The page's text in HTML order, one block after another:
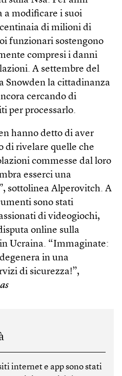
a modificare i suoi
di milioni di
funzionari sostengono
compresi i danni
A settembre del
Snowden la cittadinanza
cercando di
per processarlo.
hanno detto di aver
di rivelare quelle che
commesse dal loro
esserci una
sottolinea Alperovitch. A
sono stati
di videogiochi,
online sulla
Ucraina. “Immaginate:
in una
di sicurezza!”,
as
internet e app sono stati